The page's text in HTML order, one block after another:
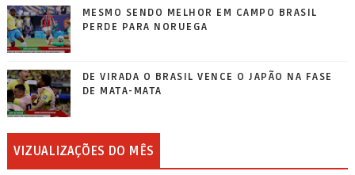
MESMO SENDO MELHOR EM CAMPO BRASIL
PERDE PARA NORUEGA
DE VIRADA O BRASIL VENCE O JAPÃO NA FASE
DE MATA-MATA
VIZUALIZAÇÕES DO MÊS